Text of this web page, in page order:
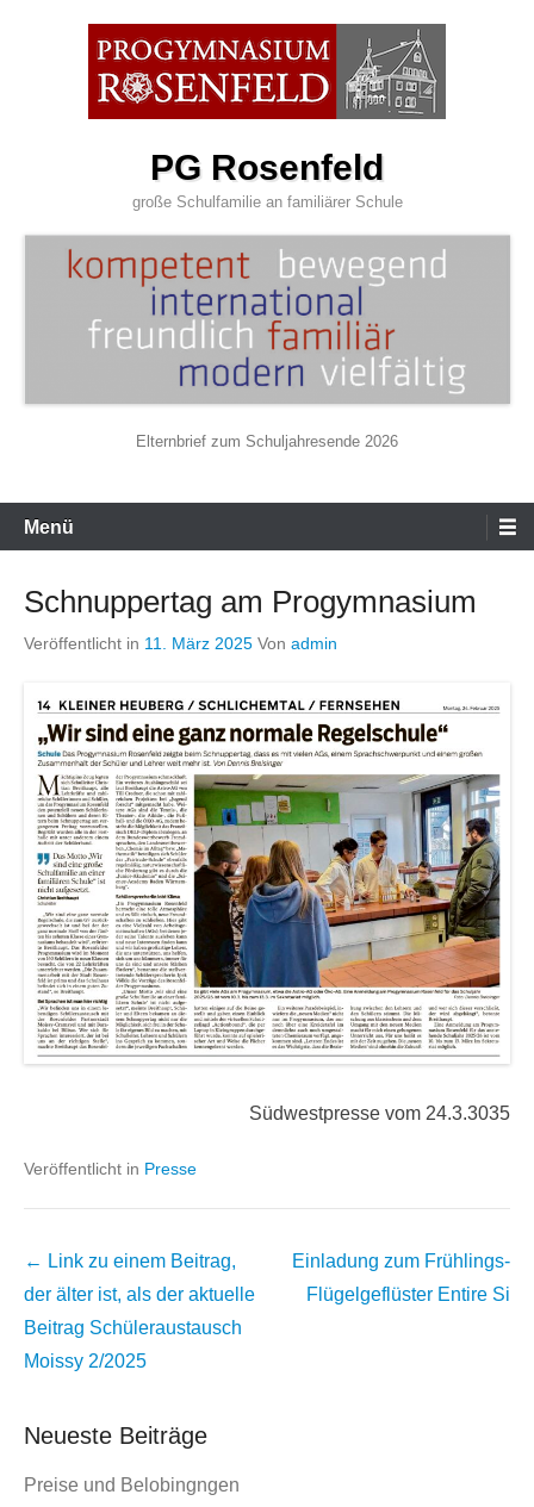
PG Rosenfeld
große Schulfamilie an familiärer Schule
Elternbrief zum Schuljahresende 2026
Primäres
Menü
Menü
Schnuppertag am Progymnasium
Veröffentlicht in 11. März 2025 Von admin
Südwestpresse vom 24.3.3035
Veröffentlicht in Presse
Beitrags
Übersicht
← Link zu einem Beitrag,
der älter ist, als der aktuelle
Beitrag Schüleraustausch
Moissy 2/2025
Einladung zum Frühlings-
Flügelgeflüster Entire Si
Neueste Beiträge
Preise und Belobingngen